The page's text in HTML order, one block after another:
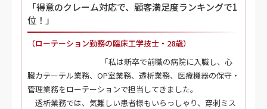
「得意のクレーム対応で、顧客満足度ランキングで1
位！」
（ローテーション勤務の臨床工学技士・28歳）
「私は新卒で前職の病院に入職し、心
臓カテーテル業務、OP室業務、透析業務、医療機器の保守・
管理業務をローテーションで担当してきました。
透析業務では、気難しい患者様もいらっしゃり、穿刺ミス